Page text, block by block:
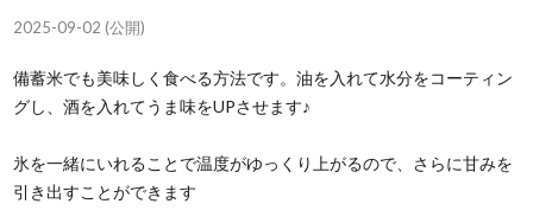
2025-09-02 (公開)
備蓄米でも美味しく食べる方法です。油を入れて水分をコーティン
グし、酒を入れてうま味をUPさせます♪
氷を一緒にいれることで温度がゆっくり上がるので、さらに甘みを
引き出すことができます